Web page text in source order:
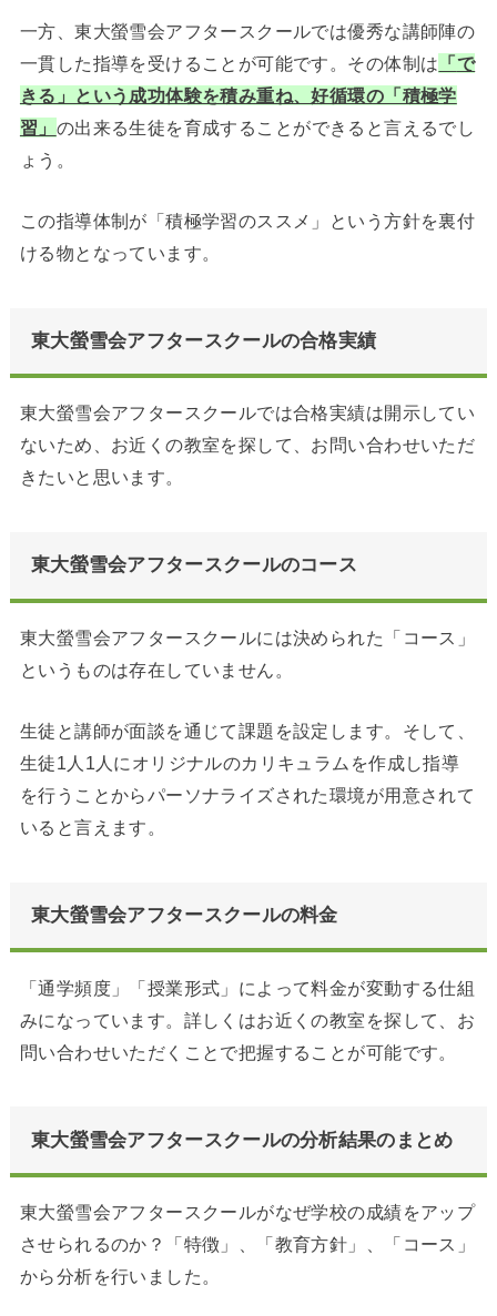
一方、東大螢雪会アフタースクールでは優秀な講師陣の
一貫した指導を受けることが可能です。その体制は 「で
きる」という成功体験を積み重ね、好循環の「積極学
習」 の出来る生徒を育成することができると言えるでし
ょう。
この指導体制が「積極学習のススメ」という方針を裏付
ける物となっています。
東大螢雪会アフタースクールの合格実績
東大螢雪会アフタースクールでは合格実績は開示してい
ないため、お近くの教室を探して、お問い合わせいただ
きたいと思います。
東大螢雪会アフタースクールのコース
東大螢雪会アフタースクールには決められた「コース」
というものは存在していません。
生徒と講師が面談を通じて課題を設定します。そして、
生徒1人1人にオリジナルのカリキュラムを作成し指導
を行うことからパーソナライズされた環境が用意されて
いると言えます。
東大螢雪会アフタースクールの料金
「通学頻度」「授業形式」によって料金が変動する仕組
みになっています。詳しくはお近くの教室を探して、お
問い合わせいただくことで把握することが可能です。
東大螢雪会アフタースクールの分析結果のまとめ
東大螢雪会アフタースクールがなぜ学校の成績をアップ
させられるのか？「特徴」、「教育方針」、「コース」
から分析を行いました。